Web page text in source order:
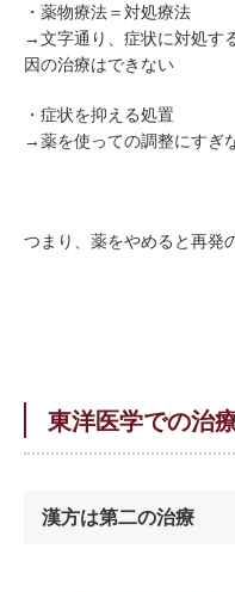
・薬物療法＝対処療法
→文字通り、症状に対処す
因の治療はできない
・症状を抑える処置
→薬を使っての調整にすぎ
つまり、薬をやめると再発
東洋医学での治
漢方は第二の治療